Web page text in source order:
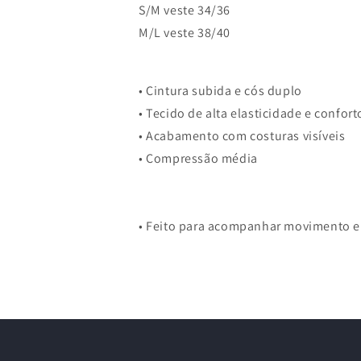
S/M veste 34/36
M/L veste 38/40
• Cintura subida e cós duplo
• Tecido de alta elasticidade e
• Acabamento com costuras visíveis
• Compressão média
• Feito para acompanhar movimento